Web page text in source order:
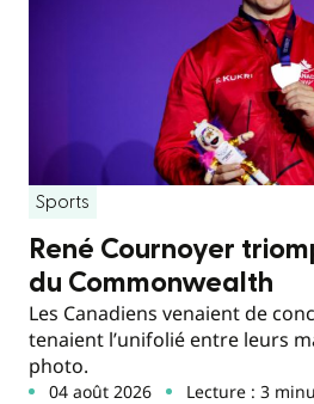
Sports
René Cournoyer
du Commonwealth
Les Canadiens venaient de
tenaient l’unifolié entre leurs
photo.
04 août 2026 Lecture : 3